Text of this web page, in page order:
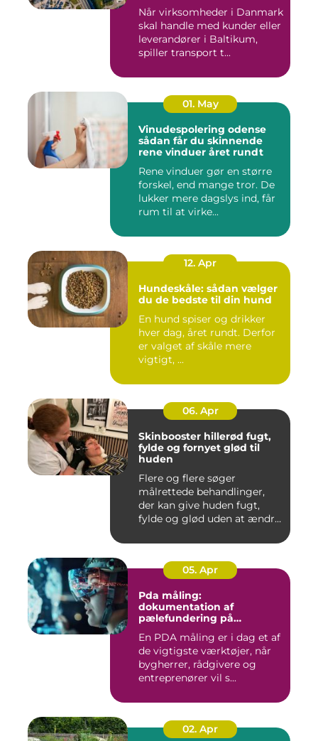
Når virksomheder i Danmark
skal handle med kunder eller
leverandører i Baltikum,
spiller transport t...
01. May
Vinudespolering odense
sådan får du skinnende
rene vinduer året rundt
Rene vinduer gør en større
forskel, end mange tror. De
lukker mere dagslys ind, får
rum til at virke...
12. Apr
Hundeskåle: sådan vælger
du de bedste til din hund
En hund spiser og drikker
hver dag, året rundt. Derfor
er valget af skåle mere
vigtigt, ...
06. Apr
Skinbooster hillerød fugt,
fylde og fornyet glød til
huden
Flere og flere søger
målrettede behandlinger,
der kan give huden fugt,
fylde og glød uden at ændre
05. Apr
Pda måling:
dokumentation af
pælefundering på
En PDA måling er i dag et af
de vigtigste værktøjer, når
bygherrer, rådgivere og
entreprenører vil s...
02. Apr